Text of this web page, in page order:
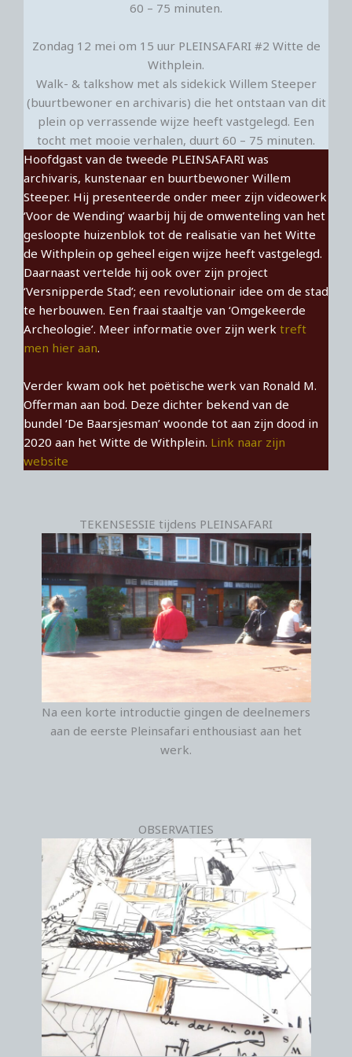
60 – 75 minuten.
Zondag 12 mei om 15 uur PLEINSAFARI #2 Witte de
Withplein.
Walk- & talkshow met als sidekick Willem Steeper
(buurtbewoner en archivaris) die het ontstaan van dit
plein op verrassende wijze heeft vastgelegd. Een
tocht met mooie verhalen, duurt 60 – 75 minuten.
Hoofdgast van de tweede PLEINSAFARI was
archivaris, kunstenaar en buurtbewoner Willem
Steeper. Hij presenteerde onder meer zijn videowerk
‘Voor de Wending’ waarbij hij de omwenteling van het
gesloopte huizenblok tot de realisatie van het Witte
de Withplein op geheel eigen wijze heeft vastgelegd.
Daarnaast vertelde hij ook over zijn project
‘Versnipperde Stad’; een revolutionair idee om de stad
te herbouwen. Een fraai staaltje van ‘Omgekeerde
Archeologie’. Meer informatie over zijn werk treft
men hier aan.
Verder kwam ook het poëtische werk van Ronald M.
Offerman aan bod. Deze dichter bekend van de
bundel ‘De Baarsjesman’ woonde tot aan zijn dood in
2020 aan het Witte de Withplein. Link naar zijn
website
TEKENSESSIE tijdens PLEINSAFARI
Na een korte introductie gingen de deelnemers
aan de eerste Pleinsafari enthousiast aan het
werk.
OBSERVATIES